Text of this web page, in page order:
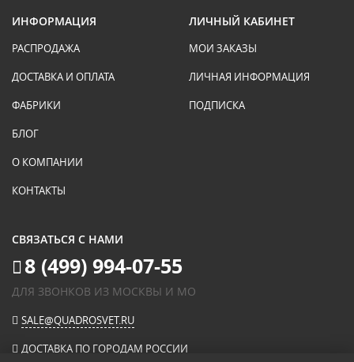
ИНФОРМАЦИЯ
РАСПРОДАЖА
ДОСТАВКА И ОПЛАТА
ФАБРИКИ
БЛОГ
О КОМПАНИИ
КОНТАКТЫ
ЛИЧНЫЙ КАБИНЕТ
МОИ ЗАКАЗЫ
ЛИЧНАЯ ИНФОРМАЦИЯ
ПОДПИСКА
СВЯЗАТЬСЯ С НАМИ
8 (499) 994-07-55
ДЛЯ ЗВОНКОВ ИЗ МОСКВЫ И МО
SALE@QUADROSVET.RU
ДОСТАВКА ПО ГОРОДАМ РОССИИ